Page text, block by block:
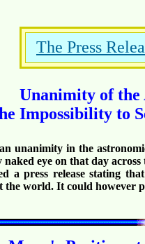
The Press
Unanimity of
Impossibility to
unanimity in the
naked eye on that day
a press release stating
the world. It could however